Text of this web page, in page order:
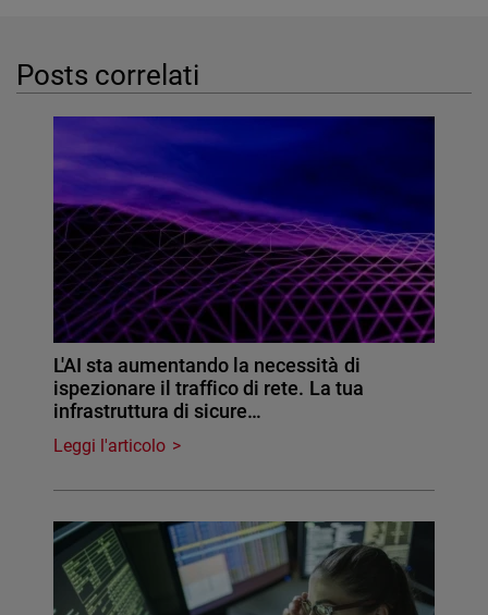
Posts correlati
L'AI sta aumentando la necessità di
ispezionare il traffico di rete. La tua
infrastruttura di sicure…
Leggi l'articolo